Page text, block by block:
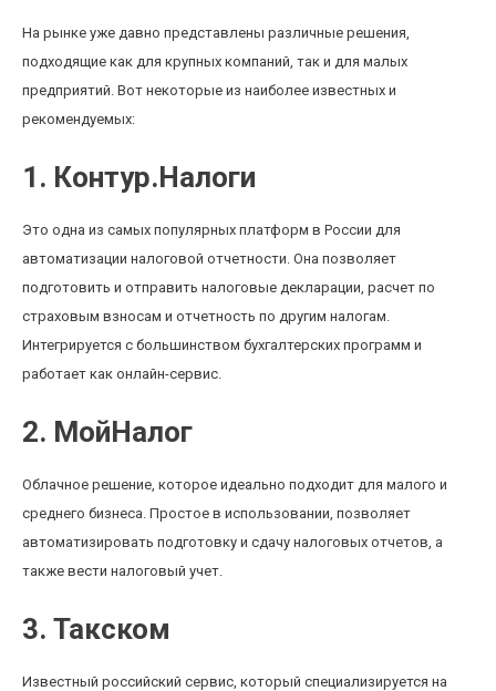
На рынке уже давно представлены различные решения,
подходящие как для крупных компаний, так и для малых
предприятий. Вот некоторые из наиболее известных и
рекомендуемых:
1. Контур.Налоги
Это одна из самых популярных платформ в России для
автоматизации налоговой отчетности. Она позволяет
подготовить и отправить налоговые декларации, расчет по
страховым взносам и отчетность по другим налогам.
Интегрируется с большинством бухгалтерских программ и
работает как онлайн-сервис.
2. МойНалог
Облачное решение, которое идеально подходит для малого и
среднего бизнеса. Простое в использовании, позволяет
автоматизировать подготовку и сдачу налоговых отчетов, а
также вести налоговый учет.
3. Такском
Известный российский сервис, который специализируется на